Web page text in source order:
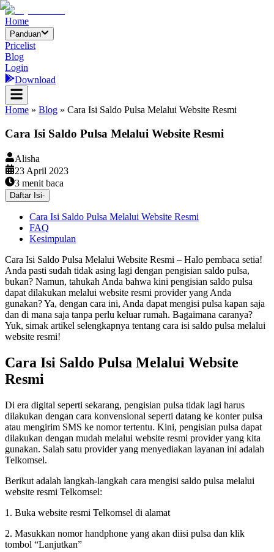
Home
Panduan
Pricelist
Blog
Login
Download
Home » Blog » Cara Isi Saldo Pulsa Melalui Website Resmi
Cara Isi Saldo Pulsa Melalui Website Resmi
Alisha
23 April 2023
3 menit baca
Daftar Isi-
Cara Isi Saldo Pulsa Melalui Website Resmi
FAQ
Kesimpulan
Cara Isi Saldo Pulsa Melalui Website Resmi – Halo pembaca setia!
Anda pasti sudah tidak asing lagi dengan pengisian saldo pulsa,
bukan? Namun, tahukah Anda bahwa kini pengisian saldo pulsa
dapat dilakukan melalui website resmi provider yang Anda
gunakan? Ya, dengan cara ini, Anda dapat mengisi pulsa kapan saja
dan di mana saja tanpa perlu keluar rumah. Bagaimana caranya?
Yuk, simak artikel selengkapnya tentang cara isi saldo pulsa melalui
website resmi!
Cara Isi Saldo Pulsa Melalui Website
Resmi
Di era digital seperti sekarang, pengisian pulsa tidak lagi harus
dilakukan dengan cara konvensional seperti datang ke konter pulsa
atau mengirim SMS ke nomor tertentu. Kini, pengisian pulsa dapat
dilakukan dengan mudah melalui website resmi provider yang kita
gunakan. Salah satu provider yang menyediakan layanan ini adalah
Telkomsel.
Berikut adalah langkah-langkah cara mengisi saldo pulsa melalui
website resmi Telkomsel:
1. Buka website resmi Telkomsel di alamat
2. Masukkan nomor handphone yang akan diisi pulsa dan klik
tombol “Lanjutkan”